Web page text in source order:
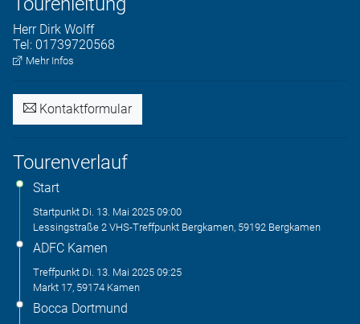
Herr Dirk Wolff
Tel: 01739720568
Mehr Infos
Kontaktformular
Tourenverlauf
Start
Startpunkt Di. 13. Mai 2025 09:00
Lessingstraße 2 VHS-Treffpunkt Bergkamen, 59192 Bergkamen
ADFC Kamen
Treffpunkt Di. 13. Mai 2025 09:25
Markt 17, 59174 Kamen
Bocca Dortmund